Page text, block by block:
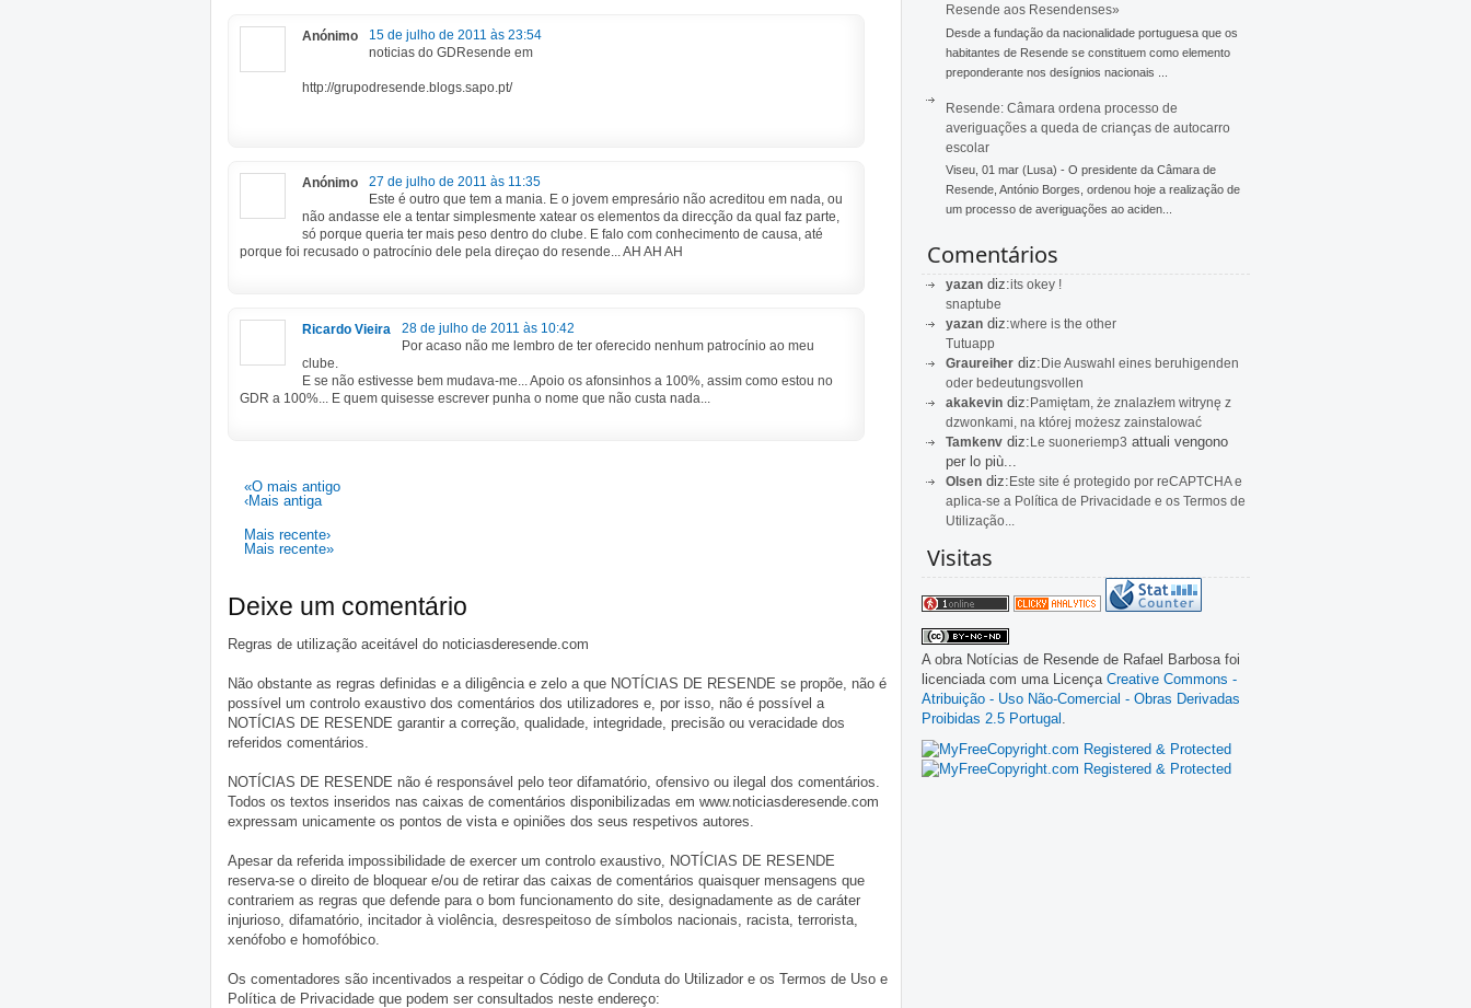
Anónimo
15 de julho de 2011 às 23:54
noticias do GDResende em
http://grupodresende.blogs.sapo.pt/
Anónimo
27 de julho de 2011 às 11:35
Este é outro que tem a mania. E o jovem empresário não acreditou em nada, ou
não andasse ele a tentar simplesmente xatear os elementos da direcção da qual faz parte,
só porque queria ter mais peso dentro do clube. E falo com conhecimento de causa, até
porque foi recusado o patrocínio dele pela direçao do resende... AH AH AH
Ricardo Vieira
28 de julho de 2011 às 10:42
Por acaso não me lembro de ter oferecido nenhum patrocínio ao meu
clube.
E se não estivesse bem mudava-me... Apoio os afonsinhos a 100%, assim como estou no
GDR a 100%... E quem quisesse escrever punha o nome que não custa nada...
«O mais antigo
‹Mais antiga
Mais recente›
Mais recente»
Deixe um comentário
Regras de utilização aceitável do noticiasderesende.com
Não obstante as regras definidas e a diligência e zelo a que NOTÍCIAS DE RESENDE se propõe, não é
possível um controlo exaustivo dos comentários dos utilizadores e, por isso, não é possível a
NOTÍCIAS DE RESENDE garantir a correção, qualidade, integridade, precisão ou veracidade dos
referidos comentários.
NOTÍCIAS DE RESENDE não é responsável pelo teor difamatório, ofensivo ou ilegal dos comentários.
Todos os textos inseridos nas caixas de comentários disponibilizadas em www.noticiasderesende.com
expressam unicamente os pontos de vista e opiniões dos seus respetivos autores.
Apesar da referida impossibilidade de exercer um controlo exaustivo, NOTÍCIAS DE RESENDE
reserva-se o direito de bloquear e/ou de retirar das caixas de comentários quaisquer mensagens que
contrariem as regras que defende para o bom funcionamento do site, designadamente as de caráter
injurioso, difamatório, incitador à violência, desrespeitoso de símbolos nacionais, racista, terrorista,
xenófobo e homofóbico.
Os comentadores são incentivados a respeitar o Código de Conduta do Utilizador e os Termos de Uso e
Política de Privacidade que podem ser consultados neste endereço:
Resende aos Resendenses»
Desde a fundação da nacionalidade portuguesa que os
habitantes de Resende se constituem como elemento
preponderante nos desígnios nacionais ...
Resende: Câmara ordena processo de
averiguações a queda de crianças de autocarro
escolar
Viseu, 01 mar (Lusa) - O presidente da Câmara de
Resende, António Borges, ordenou hoje a realização de
um processo de averiguações ao aciden...
Comentários
yazan diz:its okey !
snaptube
yazan diz:where is the other
Tutuapp
Graureiher diz:Die Auswahl eines beruhigenden
oder bedeutungsvollen
akakevin diz:Pamiętam, że znalazłem witrynę z
dzwonkami, na której możesz zainstalować
Tamkenv diz:Le suoneriemp3 attuali vengono
per lo più...
Olsen diz:Este site é protegido por reCAPTCHA e
aplica-se a Política de Privacidade e os Termos de
Utilização...
Visitas
A obra Notícias de Resende de Rafael Barbosa foi
licenciada com uma Licença Creative Commons -
Atribuição - Uso Não-Comercial - Obras Derivadas
Proibidas 2.5 Portugal